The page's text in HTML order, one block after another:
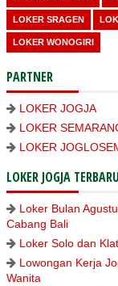
LOKER SRAGEN
LOKER WONOGIRI
PARTNER
LOKER JOGJA
LOKER
LOKER
LOKER JOGJA TERBARU
Loker Bulan
Cabang Bali
Loker Solo dan
Lowongan Kerja
Wanita